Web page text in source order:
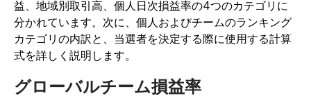
益、地域別取引高、個人日次損益率の4つのカテゴリに
分かれています。次に、個人およびチームのランキング
カテゴリの内訳と、当選者を決定する際に使用する計算
式を詳しく説明します。
グローバルチーム損益率